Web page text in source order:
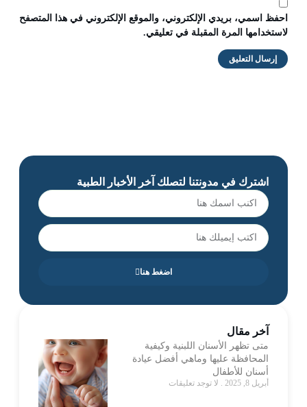
احفظ اسمي، بريدي الإلكتروني، والموقع الإلكتروني في هذا المتصفح
لاستخدامها المرة المقبلة في تعليقي.
اشترك في مدونتنا لتصلك آخر الأخبار الطبية
اضغط هنا
آخر مقال
متى تظهر الأسنان اللبنية وكيفية
المحافظة عليها وماهي أفضل عيادة
أسنان للأطفال
أبريل 8, 2025 لا توجد تعليقات